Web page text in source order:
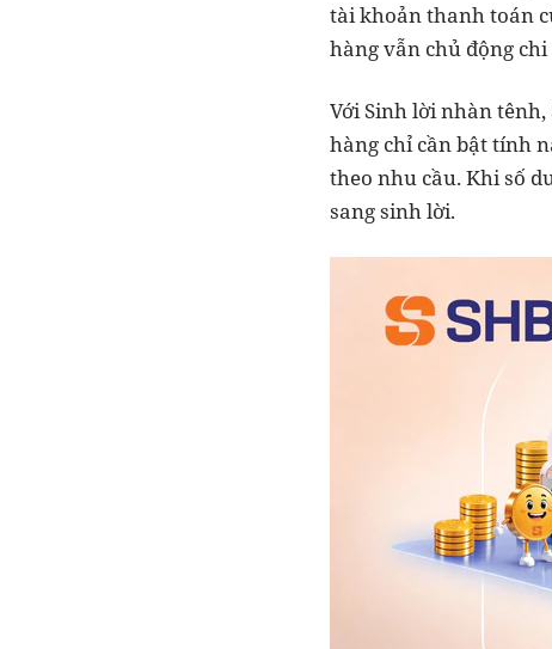
tài khoản thanh toán
hàng vẫn chủ động
Với Sinh lời nhàn
hàng chỉ cần bật tính
theo nhu cầu. Khi số
sang sinh lời.